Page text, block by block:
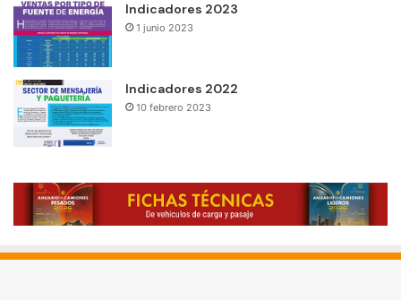
Indicadores 2023
1 junio 2023
Indicadores 2022
10 febrero 2023